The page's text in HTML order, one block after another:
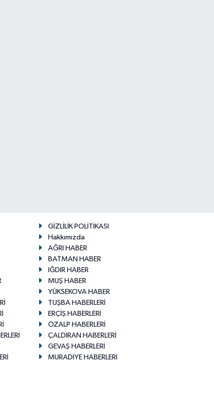
GİZLİLİK POLİTİKASI
Hakkımızda
AĞRI HABER
BATMAN HABER
IĞDIR HABER
MUŞ HABER
YÜKSEKOVA HABER
TUŞBA HABERLERİ
ERÇİŞ HABERLERİ
ÖZALP HABERLERİ
ÇALDIRAN HABERLERİ
GEVAŞ HABERLERİ
MURADİYE HABERLERİ